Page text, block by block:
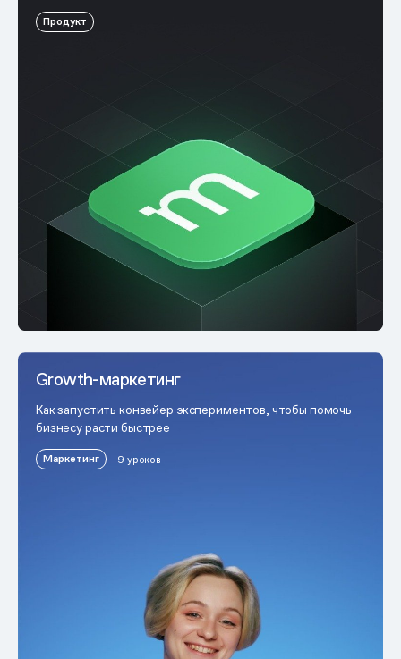
Продукт
Growth-маркетинг
Как запустить конвейер экспериментов, чтобы помочь
бизнесу расти быстрее
Маркетинг 9 уроков